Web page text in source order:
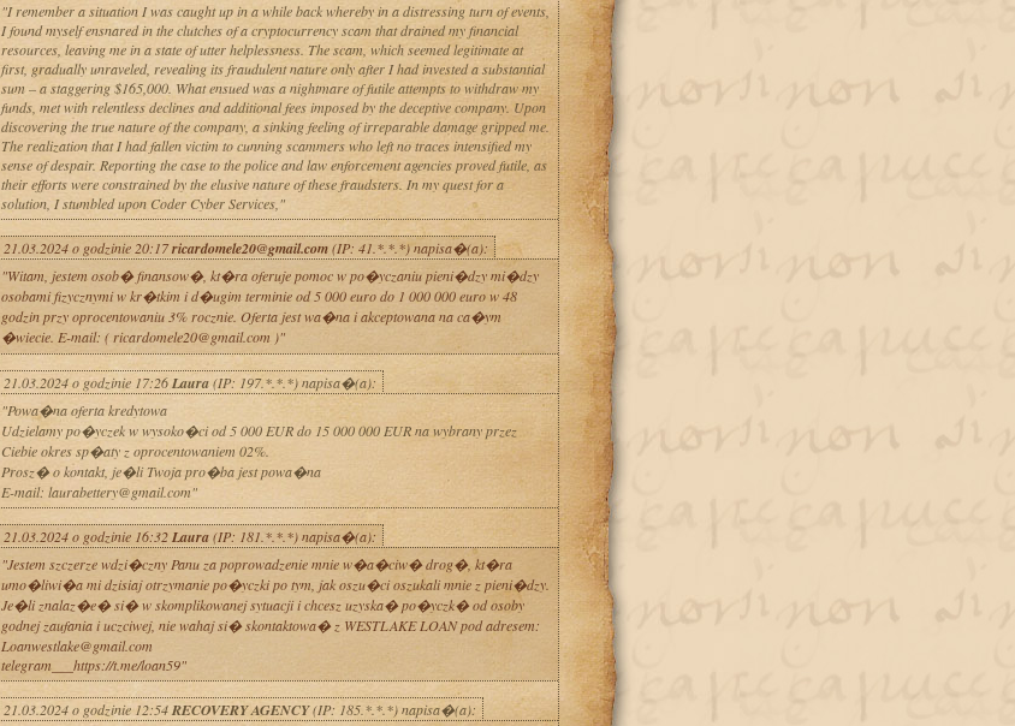
"I remember a situation I was caught up in a while back whereby in a distressing turn of events,
I found myself ensnared in the clutches of a cryptocurrency scam that drained my financial
resources, leaving me in a state of utter helplessness. The scam, which seemed legitimate at
first, gradually unraveled, revealing its fraudulent nature only after I had invested a substantial
sum – a staggering $165,000. What ensued was a nightmare of futile attempts to withdraw my
funds, met with relentless declines and additional fees imposed by the deceptive company. Upon
discovering the true nature of the company, a sinking feeling of irreparable damage gripped me.
The realization that I had fallen victim to cunning scammers who left no traces intensified my
sense of despair. Reporting the case to the police and law enforcement agencies proved futile, as
their efforts were constrained by the elusive nature of these fraudsters. In my quest for a
solution, I stumbled upon Coder Cyber Services,"
21.03.2024 o godzinie 20:17ricardomele20@gmail.com(IP: 41.*.*.*) napisa�(a):
"Witam, jestem osob� finansow�, kt�ra oferuje pomoc w po�yczaniu pieni�dzy mi�dzy
osobami fizycznymi w kr�tkim i d�ugim terminie od 5 000 euro do 1 000 000 euro w 48
godzin przy oprocentowaniu 3% rocznie. Oferta jest wa�na i akceptowana na ca�ym
�wiecie. E-mail: ( ricardomele20@gmail.com )"
21.03.2024 o godzinie 17:26Laura(IP: 197.*.*.*) napisa�(a):
"Powa�na oferta kredytowa
Udzielamy po�yczek w wysoko�ci od 5 000 EUR do 15 000 000 EUR na wybrany przez
Ciebie okres sp�aty z oprocentowaniem 02%.
Prosz� o kontakt, je�li Twoja pro�ba jest powa�na
E-mail: laurabettery@gmail.com"
21.03.2024 o godzinie 16:32Laura(IP: 181.*.*.*) napisa�(a):
"Jestem szczerze wdzi�czny Panu za poprowadzenie mnie w�a�ciw� drog�, kt�ra
umo�liwi�a mi dzisiaj otrzymanie po�yczki po tym, jak oszu�ci oszukali mnie z pieni�dzy.
Je�li znalaz�e� si� w skomplikowanej sytuacji i chcesz uzyska� po�yczk� od osoby
godnej zaufania i uczciwej, nie wahaj si� skontaktowa� z WESTLAKE LOAN pod adresem:
Loanwestlake@gmail.com
telegram___https://t.me/loan59"
21.03.2024 o godzinie 12:54RECOVERY AGENCY(IP: 185.*.*.*) napisa�(a):